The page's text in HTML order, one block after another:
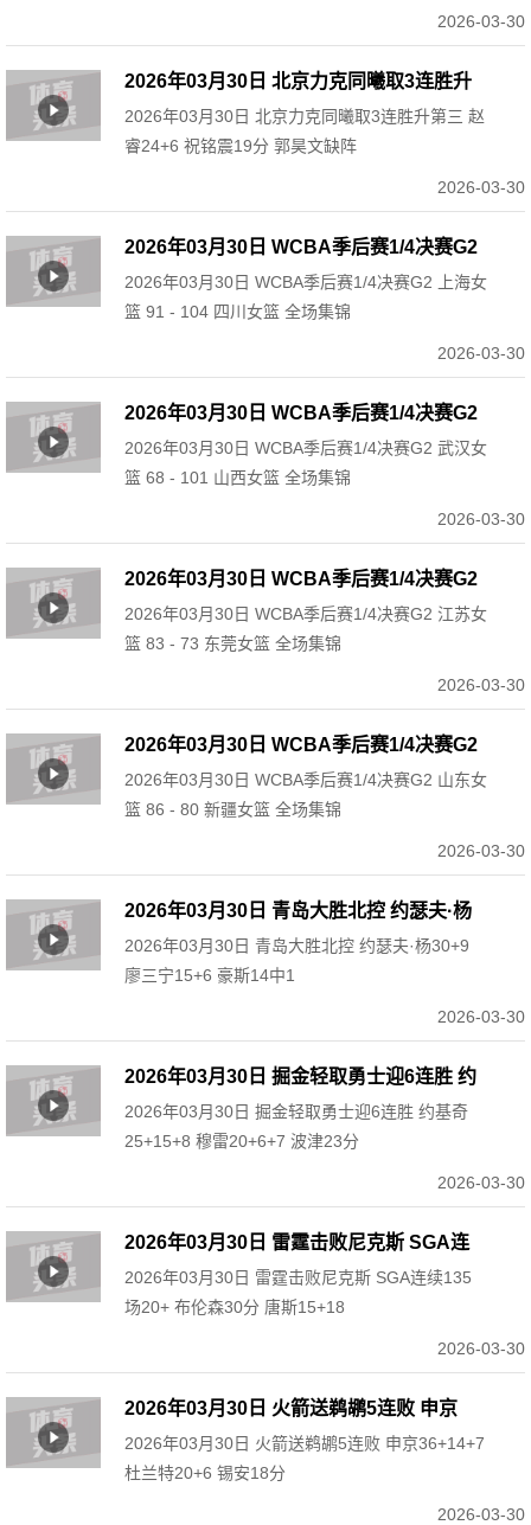
2026-03-30
2026年03月30日 北京力克同曦取3连胜升
第三 赵睿24+6 祝铭震19分 郭昊文缺阵
2026年03月30日 北京力克同曦取3连胜升第三 赵
睿24+6 祝铭震19分 郭昊文缺阵
2026-03-30
2026年03月30日 WCBA季后赛1/4决赛G2
上海女篮 91 - 104 四川女篮 全场集锦
2026年03月30日 WCBA季后赛1/4决赛G2 上海女
篮 91 - 104 四川女篮 全场集锦
2026-03-30
2026年03月30日 WCBA季后赛1/4决赛G2
武汉女篮 68 - 101 山西女篮 全场集锦
2026年03月30日 WCBA季后赛1/4决赛G2 武汉女
篮 68 - 101 山西女篮 全场集锦
2026-03-30
2026年03月30日 WCBA季后赛1/4决赛G2
江苏女篮 83 - 73 东莞女篮 全场集锦
2026年03月30日 WCBA季后赛1/4决赛G2 江苏女
篮 83 - 73 东莞女篮 全场集锦
2026-03-30
2026年03月30日 WCBA季后赛1/4决赛G2
山东女篮 86 - 80 新疆女篮 全场集锦
2026年03月30日 WCBA季后赛1/4决赛G2 山东女
篮 86 - 80 新疆女篮 全场集锦
2026-03-30
2026年03月30日 青岛大胜北控 约瑟夫·杨
30+9 廖三宁15+6 豪斯14中1
2026年03月30日 青岛大胜北控 约瑟夫·杨30+9
廖三宁15+6 豪斯14中1
2026-03-30
2026年03月30日 掘金轻取勇士迎6连胜 约
基奇25+15+8 穆雷20+6+7 波津23分
2026年03月30日 掘金轻取勇士迎6连胜 约基奇
25+15+8 穆雷20+6+7 波津23分
2026-03-30
2026年03月30日 雷霆击败尼克斯 SGA连
续135场20+ 布伦森30分 唐斯15+18
2026年03月30日 雷霆击败尼克斯 SGA连续135
场20+ 布伦森30分 唐斯15+18
2026-03-30
2026年03月30日 火箭送鹈鹕5连败 申京
36+14+7 杜兰特20+6 锡安18分
2026年03月30日 火箭送鹈鹕5连败 申京36+14+7
杜兰特20+6 锡安18分
2026-03-30